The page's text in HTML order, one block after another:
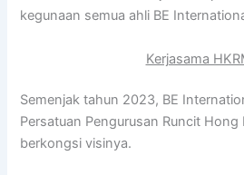
kegunaan semua ahli BE
Kerjasama
Semenjak tahun 2023, BE
Persatuan Pengurusan Runcit Hong
berkongsi visinya.